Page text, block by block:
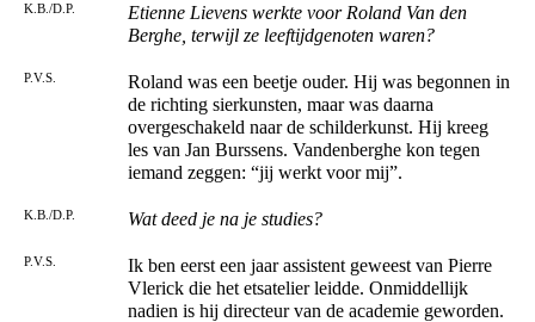
K.B./D.P.
Etienne Lievens werkte voor Roland Van den
Berghe, terwijl ze leeftijdgenoten waren?
P.V.S.
Roland was een beetje ouder. Hij was begonnen in
de richting sierkunsten, maar was daarna
overgeschakeld naar de schilderkunst. Hij kreeg
les van Jan Burssens. Vandenberghe kon tegen
iemand zeggen: “jij werkt voor mij”.
K.B./D.P. Wat deed je na je studies?
P.V.S.
Ik ben eerst een jaar assistent geweest van Pierre
Vlerick die het etsatelier leidde. Onmiddellijk
nadien is hij directeur van de academie geworden.